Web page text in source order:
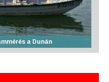
a Dunán